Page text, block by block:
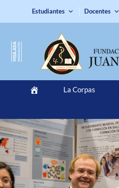
Estudiantes Docentes
La Corpas